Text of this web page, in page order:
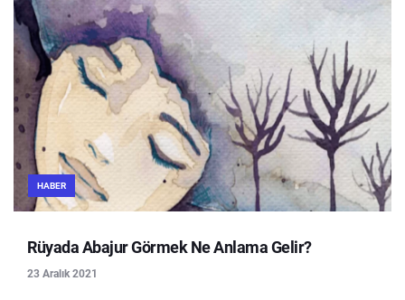
HABER
Rüyada Abajur Görmek Ne Anlama Gelir?
23 Aralık 2021